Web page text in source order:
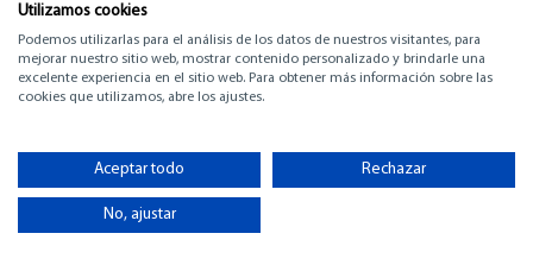
BENETEAU SWIFT
TRAWLER 37 FLY
-
Utilizamos cookies
Podemos utilizarlas para el análisis de los datos de nuestros visitantes, para
mejorar nuestro sitio web, mostrar contenido personalizado y brindarle una
excelente experiencia en el sitio web. Para obtener más información sobre las
cookies que utilizamos, abre los ajustes.
Aceptar todo Rechazar
No, ajustar